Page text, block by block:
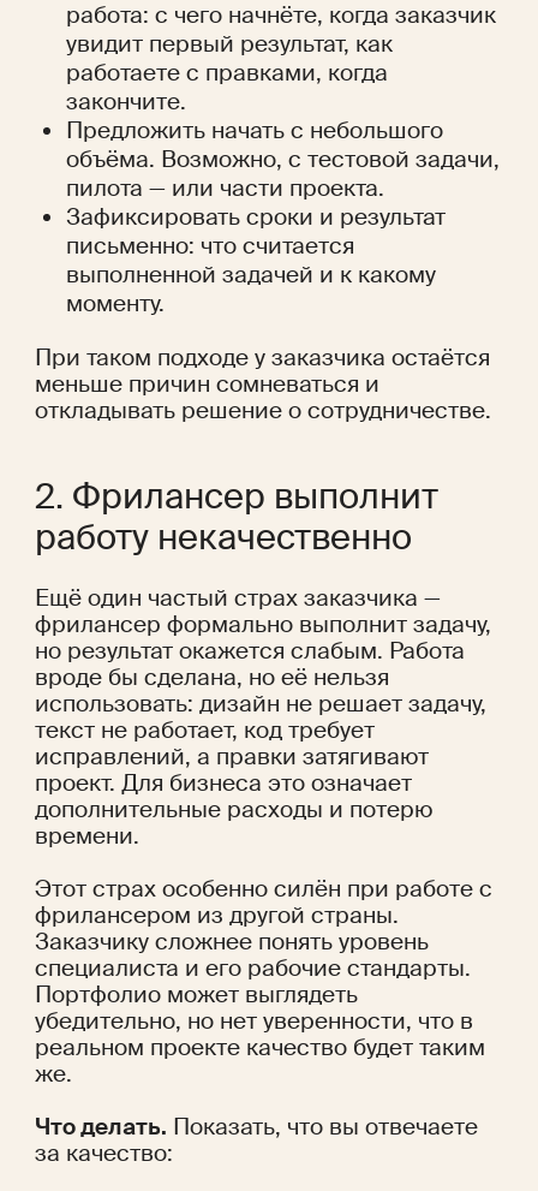
работа: с чего начнёте, когда заказчик
увидит первый результат, как
работаете с правками, когда
закончите.
Предложить начать с небольшого
объёма. Возможно, с тестовой задачи,
пилота — или части проекта.
Зафиксировать сроки и результат
письменно: что считается
выполненной задачей и к какому
моменту.
При таком подходе у заказчика остаётся
меньше причин сомневаться и
откладывать решение о сотрудничестве.
2. Фрилансер выполнит
работу некачественно
Ещё один частый страх заказчика —
фрилансер формально выполнит задачу,
но результат окажется слабым. Работа
вроде бы сделана, но её нельзя
использовать: дизайн не решает задачу,
текст не работает, код требует
исправлений, а правки затягивают
проект. Для бизнеса это означает
дополнительные расходы и потерю
времени.
Этот страх особенно силён при работе с
фрилансером из другой страны.
Заказчику сложнее понять уровень
специалиста и его рабочие стандарты.
Портфолио может выглядеть
убедительно, но нет уверенности, что в
реальном проекте качество будет таким
же.
Что делать. Показать, что вы отвечаете
за качество: